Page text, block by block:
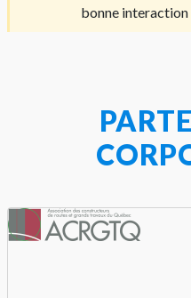
bonne